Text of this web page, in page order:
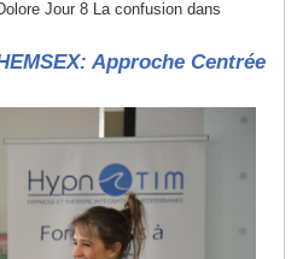
Jour 8 La confusion dans
Approche Centrée